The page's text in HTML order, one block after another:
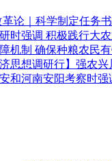
革论｜科学制定任务
时强调 积极践行大
机制 确保种粮农民
思想调研行】强农兴
和河南安阳考察时